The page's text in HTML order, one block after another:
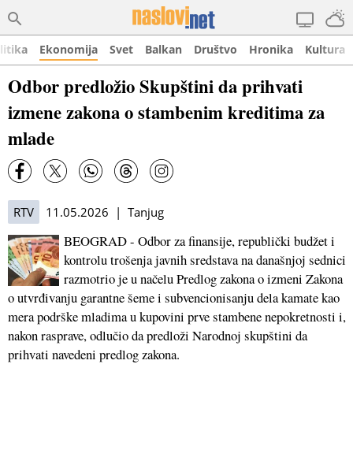
Ekonomija Svet Balkan Društvo Hronika Kultura
Odbor predložio Skupštini da prihvati
izmene zakona o stambenim kreditima za
mlade
RTV 11.05.2026 | Tanjug
BEOGRAD - Odbor za finansije, republički budžet i
kontrolu trošenja javnih sredstava na današnjoj sednici
razmotrio je u načelu Predlog zakona o izmeni Zakona
o utvrđivanju garantne šeme i subvencionisanju dela kamate kao
mera podrške mladima u kupovini prve stambene nepokretnosti i,
nakon rasprave, odlučio da predloži Narodnoj skupštini da
prihvati navedeni predlog zakona.